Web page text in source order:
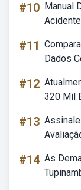
#10 Manual
#11
Dados
#12
320 Mil
#13
#14 As